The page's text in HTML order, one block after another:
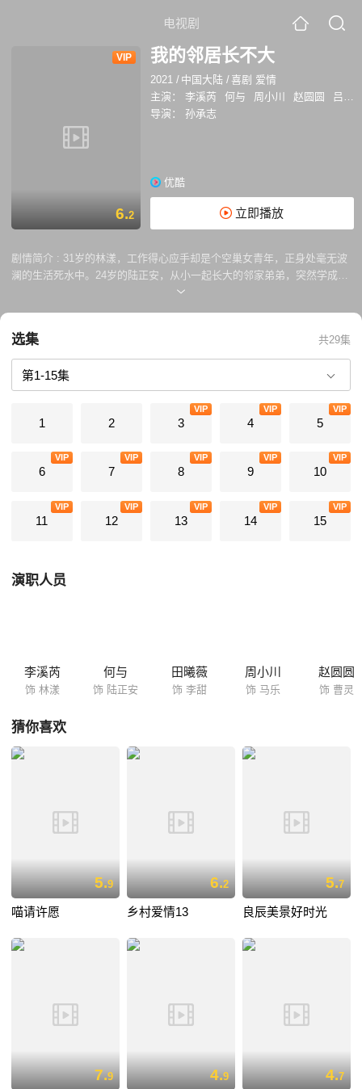
电视剧
VIP
6.2
我的邻居长不大
2021 / 中国大陆 /喜剧 爱情
主演：
李溪芮 何与 周小川 赵圆圆
吕晓霖
导演：
孙承志
优酷
立即播放
剧情简介 : 31岁的林漾，工作得心应手却是个空巢女青年，正身处毫无波
澜的生活死水中。24岁的陆正安，从小一起长大的邻家弟弟，突然学成归
国闯入林漾的世界。24小时的全方位接触，彻底打乱了林漾的生活。林漾
她长成大人，学会责任与担当，她因他变回小女孩，学会示弱与撒娇。生
活虽苦，但好在有你这颗糖。
选集 共29集
1 2 3
VIP
4
VIP
5
VIP
6
VIP
7
VIP
8
VIP
9
VIP
10
VIP
11
VIP
12
VIP
13
VIP
14
VIP
15
VIP
演职人员
李溪芮
饰 林漾
何与
饰 陆正安
田曦薇
饰 李甜
周小川
饰 马乐
赵圆圆
饰 曹灵
猜你喜欢
5.9
喵请许愿
6.2
乡村爱情13
5.7
良辰美景好时光
7.9 4.9 4.7